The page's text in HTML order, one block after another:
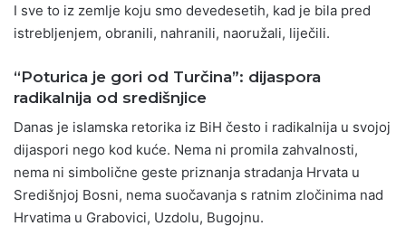
I sve to iz zemlje koju smo devedesetih, kad je bila pred
istrebljenjem, obranili, nahranili, naoružali, liječili.
“Poturica je gori od Turčina”: dijaspora
radikalnija od središnjice
Danas je islamska retorika iz BiH često i radikalnija u svojoj
dijaspori nego kod kuće. Nema ni promila zahvalnosti,
nema ni simbolične geste priznanja stradanja Hrvata u
Središnjoj Bosni, nema suočavanja s ratnim zločinima nad
Hrvatima u Grabovici, Uzdolu, Bugojnu.